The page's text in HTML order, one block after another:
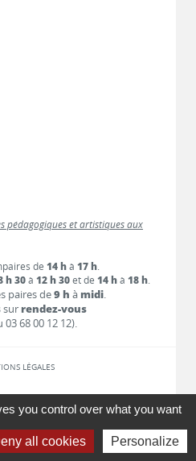
pédagogiques et artistiques aux
de 14 hà 17 h.
h 30à 12 h 30et de 14 hà 18 h.
paires de9 h à midi.
sur rendez-vous
68 00 12 12).
LÉGALES
LIENSyou control over what you want
all cookies Personalize